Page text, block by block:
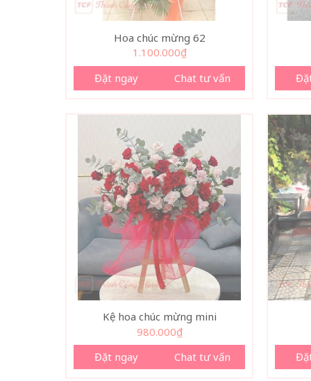
Hoa chúc mừng 62
1.100.000₫
Đặt ngay
Chat tư vấn
Kệ hoa chúc mừng mini
980.000₫
Đặt ngay
Chat tư vấn